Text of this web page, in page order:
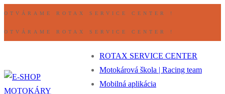
Preskočiť
Ponuka
Zavrieť
OTVÁRAME ROTAX SERVICE CENTER !
OTVÁRAME ROTAX SERVICE CENTER !
ROTAX SERVICE CENTER
Motokárová škola | Racing team
Mobilná aplikácia